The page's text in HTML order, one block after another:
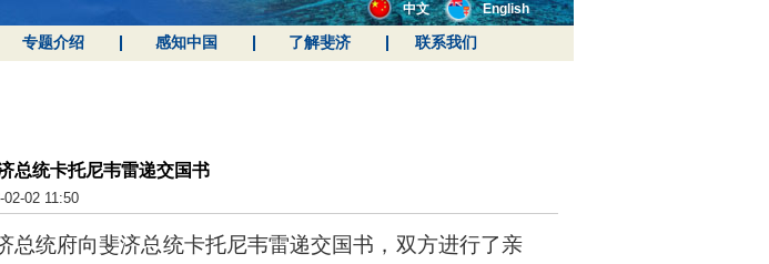
中文 English
专题介绍 感知中国 了解斐济 联系我们
总统卡托尼韦雷递交国书
02-02 11:50
总统府向斐济总统卡托尼韦雷递交国书，双方进行了亲